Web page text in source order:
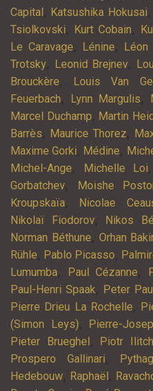
Capital , Katsushika Hokusai,
Tsiolkovski, Kurt Cobain,
Le Caravage, Lénine,
Trotsky, Leonid Brejnev,
Brouckère, Louis Van
Feuerbach, Lynn Margulis,
Marcel Duchamp, Martin
Barrès, Maurice Thorez,
Maxime Gorki, Médine,
Michel-Ange, Michelle Loi,
Gorbatchev, Moishe
Kroupskaïa, Nicolae
Nikolaï Fiodorov, Nikos
Norman Béthune, Orhan
Rühle, Pablo Picasso,
Lumumba, Paul Cézanne,
Paul-Henri Spaak, Peter
Pierre Drieu La Rochelle,
(Simon Leys), Pierre-
Pieter Brueghel , Piotr
Prospero Gallinari,
Hedebouw, Raphaël ,